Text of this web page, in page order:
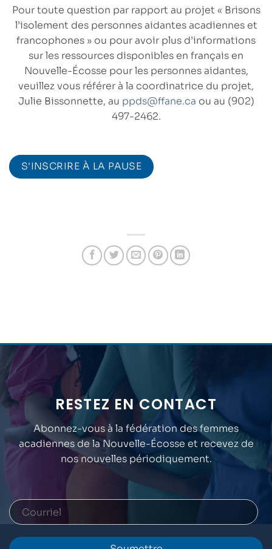
Pour toute question par rapport au projet « Brisons
l’isolement des personnes aidantes acadiennes et
francophones » ou pour avoir plus d’informations
sur les ressources disponibles en français en
Nouvelle-Écosse pour les personnes aidantes,
veuillez vous référer à la coordinatrice du projet,
Julie Bissonnette, au ppds@ffane.ca ou au (902)
497-2462.
S'INSCRIRE À LA PAUSE
RESTEZ EN CONTACT
Abonnez-vous à la fédération des femmes
acadiennes de la Nouvelle-Écosse et recevez de
nos nouvelles périodiquement.